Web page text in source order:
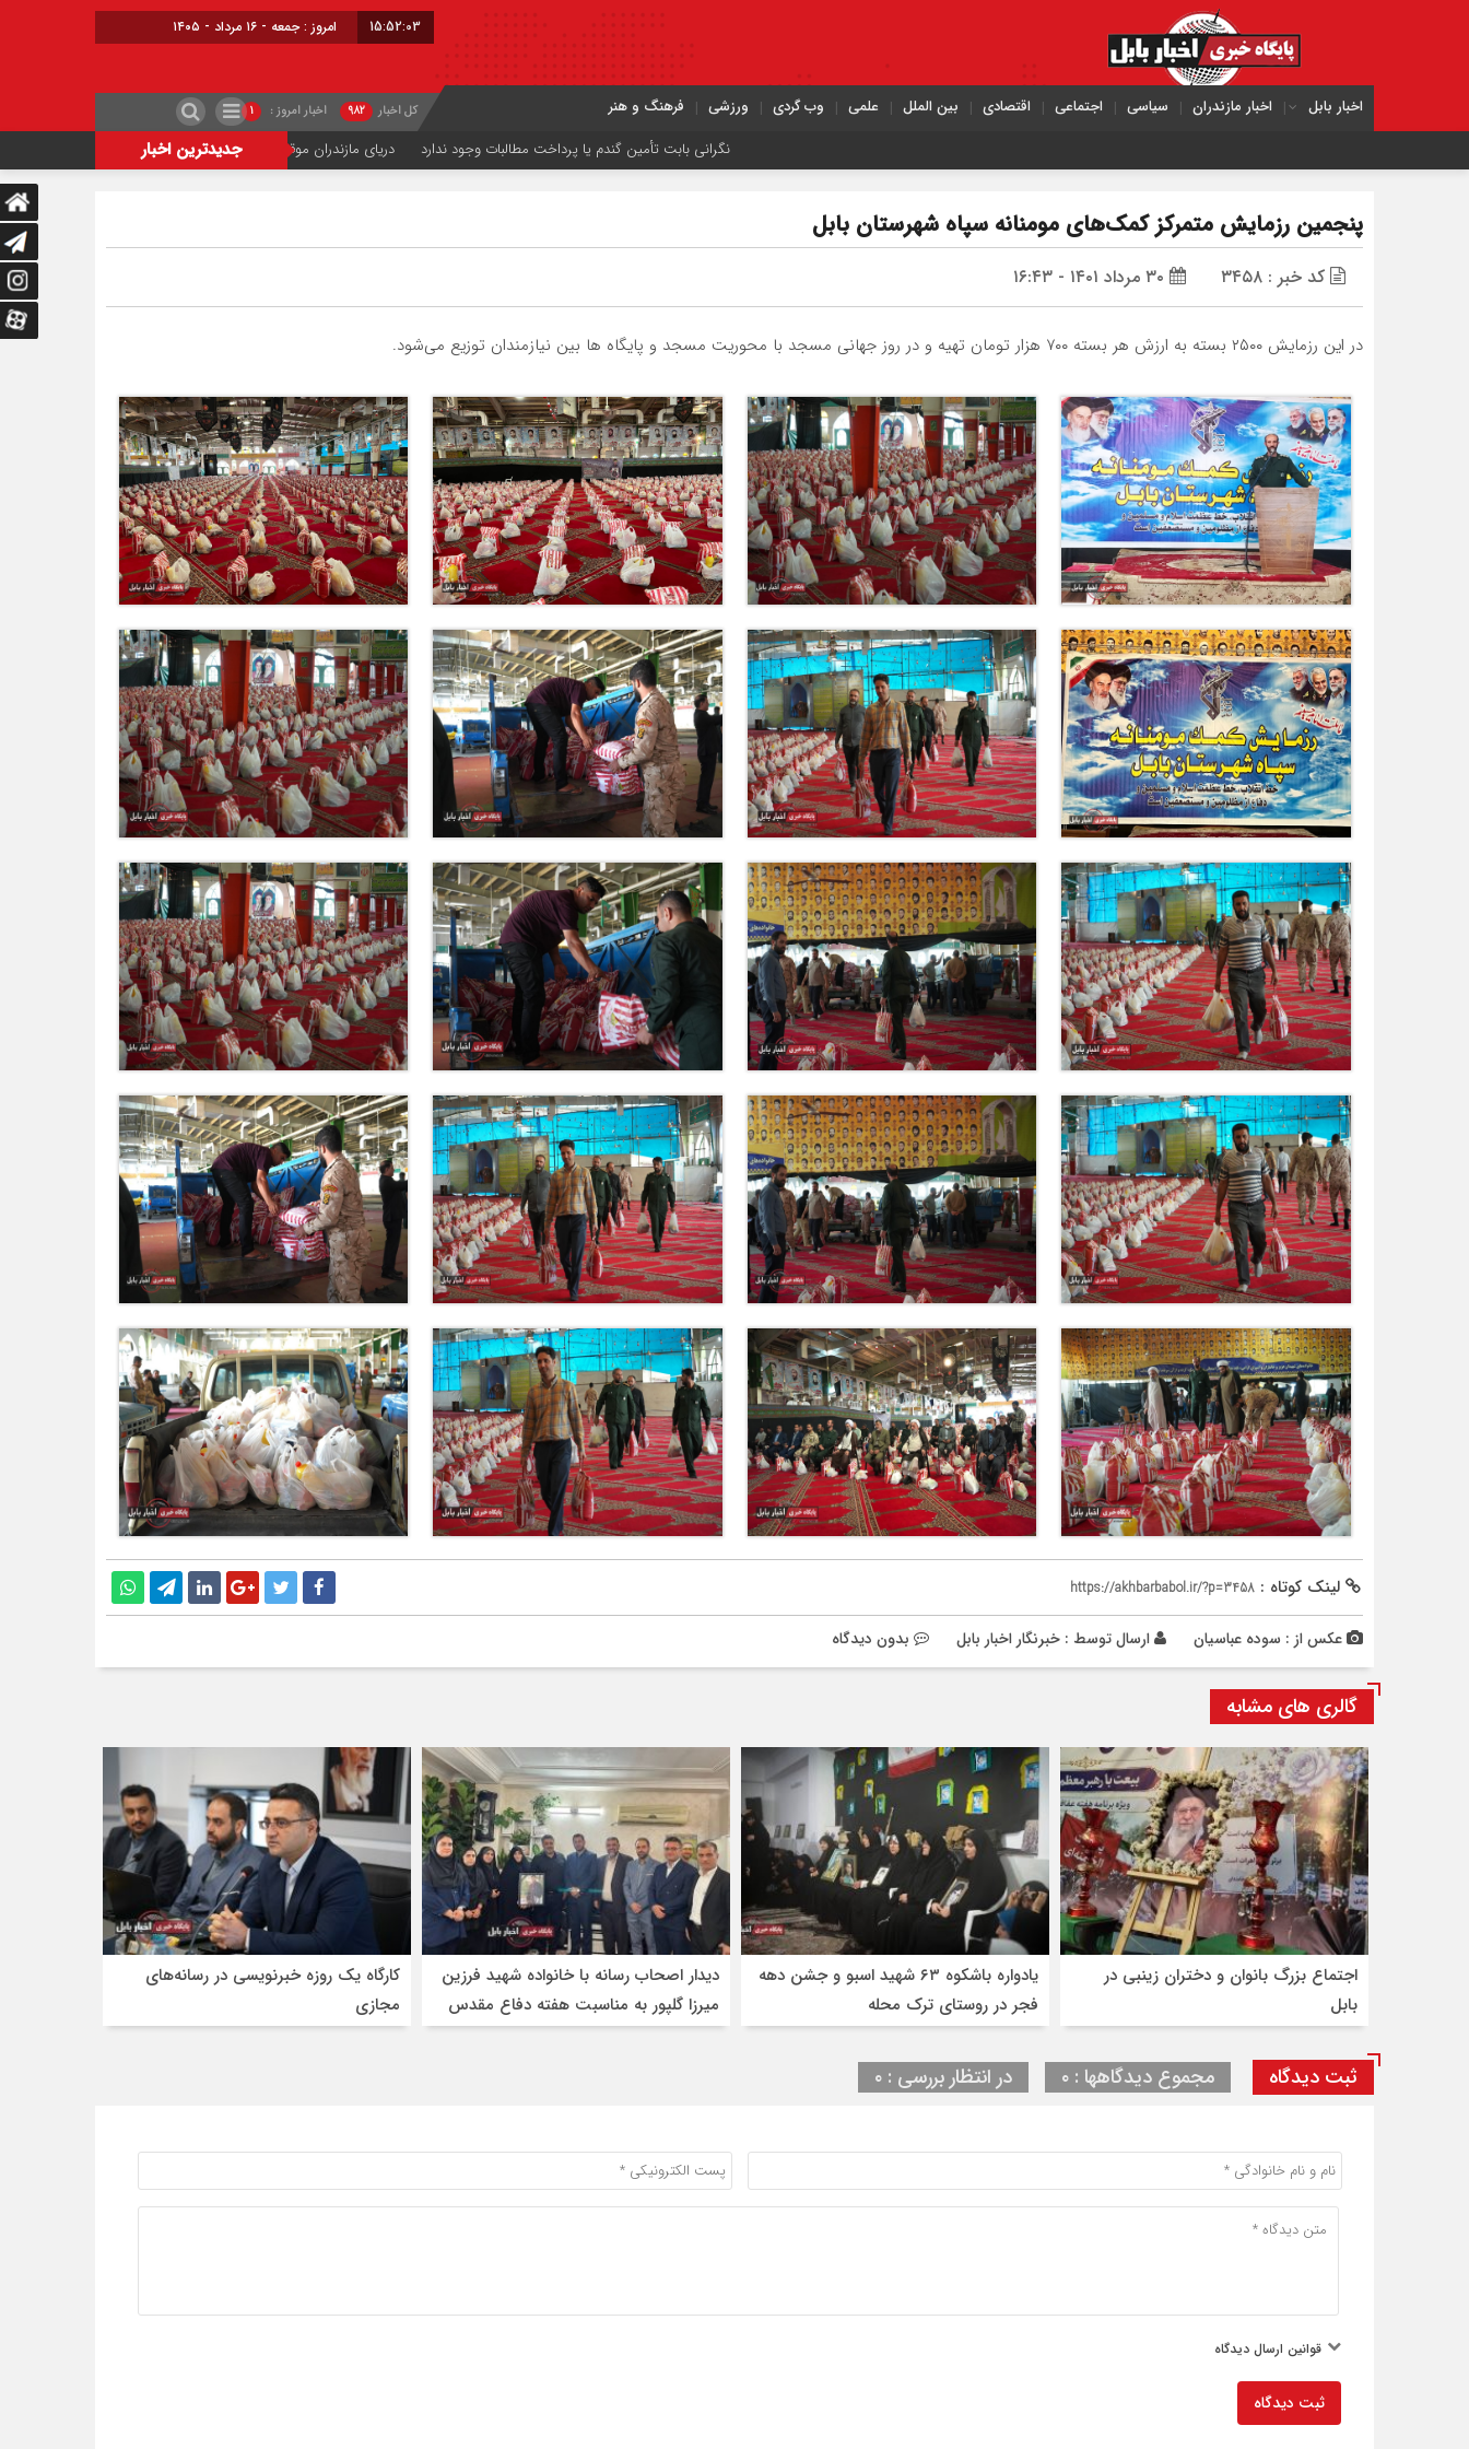
15:52:04 امروز : جمعه - ۱۶ مرداد - ۱۴۰۵
اخبار بابل اخبار مازندران سیاسی اجتماعی اقتصادی بین الملل علمی وب گردی ورزشی فرهنگ و هنر کل اخبار ۹۸۲ اخبار امروز : ۱
جدیدترین اخبار نگرانی بابت تأمین گندم یا پرداخت مطالبات وجود ندارد دریای مازندران موقتاً تعطیل می‌شود ترافیک اربعینی در جاده‌های شمال
پنجمین رزمایش متمرکز کمک‌های مومنانه سپاه شهرستان بابل
کد خبر : ۳۴۵۸
در این رزمایش ۲۵۰۰ بسته به ارزش هر بسته ۷۰۰ هزار تومان تهیه و در روز جهانی مسجد با محوریت مسجد و پایگاه ها بین نیازمندان توزیع می‌شود.
لینک کوتاه : https://akhbarbabol.ir/?p=3458
عکس از : سوده عباسیان ارسال توسط : خبرنگار اخبار بابل بدون دیدگاه
گالری های مشابه
اجتماع بزرگ بانوان و دختران زینبی در
بابل
یادواره باشکوه ۶۳ شهید اسبو و جشن دهه
فجر در روستای ترک محله
دیدار اصحاب رسانه با خانواده شهید فرزین
میرزا گلپور به مناسبت هفته دفاع مقدس
کارگاه یک روزه خبرنویسی در رسانه‌های
مجازی
ثبت دیدگاه مجموع دیدگاهها : ۰ در انتظار بررسی : ۰
قوانین ارسال دیدگاه
ثبت دیدگاه